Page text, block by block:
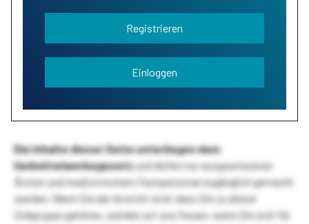
Registrieren
Einloggen
Die Inhalte dieser Seite unterliegen dem
Heilmittelwerbegesetzund dürfen nur ausgewiesenen
Ärzten und medizinischem Fachpersonal zugänglich gemacht
werden. Wenn Sie der Ansicht sind, dass Sie zu dieser
Zielgruppe gehören, würden wir uns freuen, wenn Sie sich für